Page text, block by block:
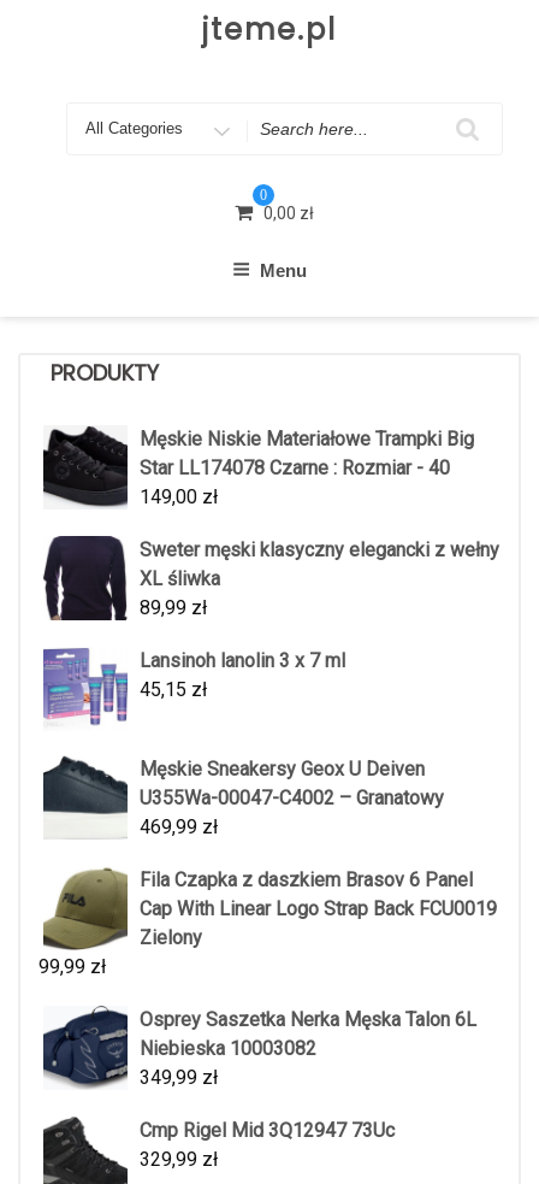
jteme.pl
Search
0
0,00 zł
Menu
PRODUKTY
Męskie Niskie Materiałowe Trampki Big
Star LL174078 Czarne : Rozmiar - 40
149,00 zł
Sweter męski klasyczny elegancki z wełny
XL śliwka
89,99 zł
Lansinoh lanolin 3 x 7 ml
45,15 zł
Męskie Sneakersy Geox U Deiven
U355Wa-00047-C4002 – Granatowy
469,99 zł
Fila Czapka z daszkiem Brasov 6 Panel
Cap With Linear Logo Strap Back FCU0019
Zielony
99,99 zł
Osprey Saszetka Nerka Męska Talon 6L
Niebieska 10003082
349,99 zł
Cmp Rigel Mid 3Q12947 73Uc
329,99 zł